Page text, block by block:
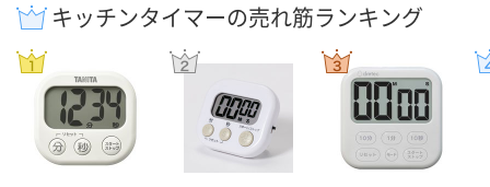
キッチンタイマーの売れ筋ランキング